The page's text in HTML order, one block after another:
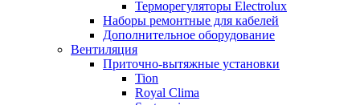
Терморегуляторы Electrolux
Наборы ремонтные для кабелей
Дополнительное оборудование
Вентиляция
Приточно-вытяжные установки
Tion
Royal Clima